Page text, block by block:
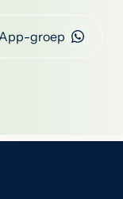
groep